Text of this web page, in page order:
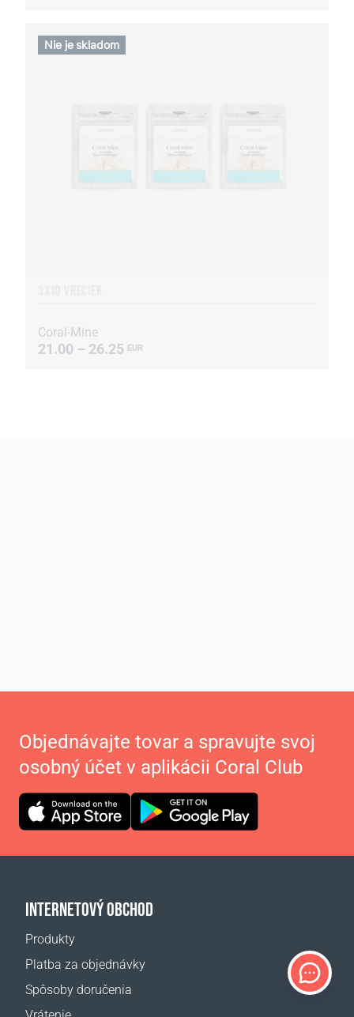
Coral-Mine
21.00 – 26.25 EUR
Nie je skladom
Objednávajte tovar a spravujte svoj
osobný účet v aplikácii Coral Club
INTERNETOVÝ OBCHOD
Produkty
Platba za objednávky
Spôsoby doručenia